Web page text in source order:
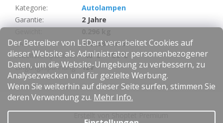
Der Betreiber von LEDart verarbeitet Cookies auf
dieser Website als Administrator personenbezogener
Daten, um die Website-Umgebung zu verbessern, zu
Analysezwecken und für gezielte Werbung.
Wenn Sie weiterhin auf dieser Seite surfen, stimmen Sie
deren Verwendung zu. Mehr Info.
Kategorie:
Autolampen
Garantie:
2 Jahre
EAN:
5902537819801
Arbeitstemperatur:
-40°C - +50°C
Eingangsspannung: 12V